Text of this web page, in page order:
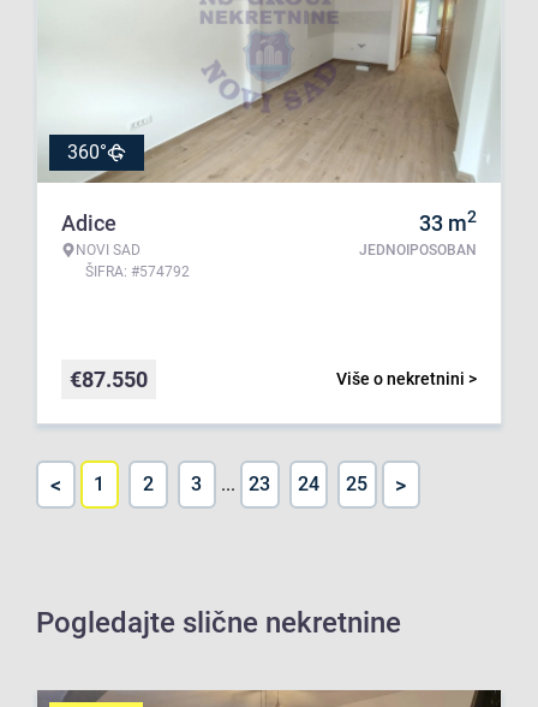
360°
Adice
NOVI SAD
ŠIFRA: #574792
33 m2
JEDNOIPOSOBAN
Više o nekretnini >
€87.550
< 1 2 3 ... 23 24 25 >
Pogledajte slične nekretnine